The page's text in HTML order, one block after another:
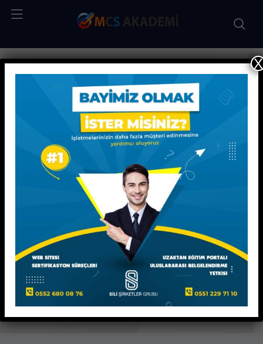
Kişisel Gelişim Eğitimleri
Çocuk Resim Analizi Eğitimi
Çocuk Resim
Analizi Eğitimi
EĞİTİMLER 20 SAAT ÖRGÜN EĞİTİM OLARAK
SUNULMAKTADIR.
KATILIM SERTİFİKASI VE SEMİNER SERTİFİKASI
OLARAK VERİLMEKTEDİR.
X